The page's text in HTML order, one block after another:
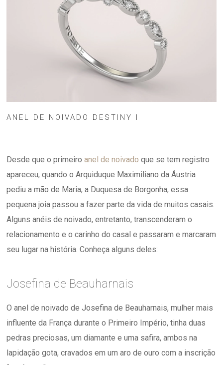
ANEL DE NOIVADO DESTINY I
Desde que o primeiroanel de noivado que se tem registro
apareceu, quando o Arquiduque Maximiliano da Áustria
pediu a mão de Maria, a Duquesa de Borgonha, essa
pequena joia passou a fazer parte da vida de muitos casais.
Alguns anéis de noivado, entretanto, transcenderam o
relacionamento e o carinho do casal e passaram e marcaram
seu lugar na história. Conheça alguns deles:
Josefina de Beauharnais
O anel de noivado de Josefina de Beauharnais, mulher mais
influente da França durante o Primeiro Império, tinha duas
pedras preciosas, um diamante e uma safira, ambos na
lapidação gota, cravados em um aro de ouro com a inscrição